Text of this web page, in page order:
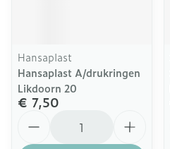
Hansaplast
Hansaplast A/drukringen
Likdoorn 20
€ 7,50